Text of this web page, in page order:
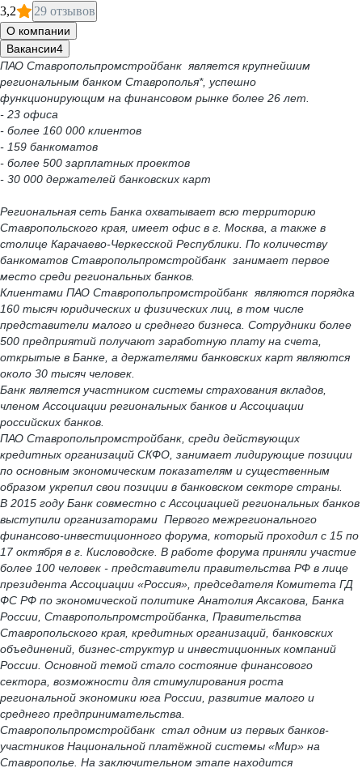
3,2 29 отзывов
О компании
Вакансии4
ПАО Ставропольпромстройбанк является крупнейшим
региональным банком Ставрополья*, успешно
функционирующим на финансовом рынке более 26 лет.
- 23 офиса
- более 160 000 клиентов
- 159 банкоматов
- более 500 зарплатных проектов
- 30 000 держателей банковских карт
Региональная сеть Банка охватывает всю территорию
Ставропольского края, имеет офис в г. Москва, а также в
столице Карачаево-Черкесской Республики. По количеству
банкоматов Ставропольпромстройбанк занимает первое
место среди региональных банков.
Клиентами ПАО Ставропольпромстройбанк являются порядка
160 тысяч юридических и физических лиц, в том числе
представители малого и среднего бизнеса. Сотрудники более
500 предприятий получают заработную плату на счета,
открытые в Банке, а держателями банковских карт являются
около 30 тысяч человек.
Банк является участником системы страхования вкладов,
членом Ассоциации региональных банков и Ассоциации
российских банков.
ПАО Ставропольпромстройбанк, среди действующих
кредитных организаций СКФО, занимает лидирующие позиции
по основным экономическим показателям и существенным
образом укрепил свои позиции в банковском секторе страны.
В 2015 году Банк совместно с Ассоциацией региональных банков
выступили организаторами Первого межрегионального
финансово-инвестиционного форума, который проходил с 15 по
17 октября в г. Кисловодске. В работе форума приняли участие
более 100 человек - представители правительства РФ в лице
президента Ассоциации «Россия», председателя Комитета ГД
ФС РФ по экономической политике Анатолия Аксакова, Банка
России, Ставропольпромстройбанка, Правительства
Ставропольского края, кредитных организаций, банковских
объединений, бизнес-структур и инвестиционных компаний
России. Основной темой стало состояние финансового
сектора, возможности для стимулирования роста
региональной экономики юга России, развитие малого и
среднего предпринимательства.
Ставропольпромстройбанк стал одним из первых банков-
участников Национальной платёжной системы «Мир» на
Ставрополье. На заключительном этапе находится